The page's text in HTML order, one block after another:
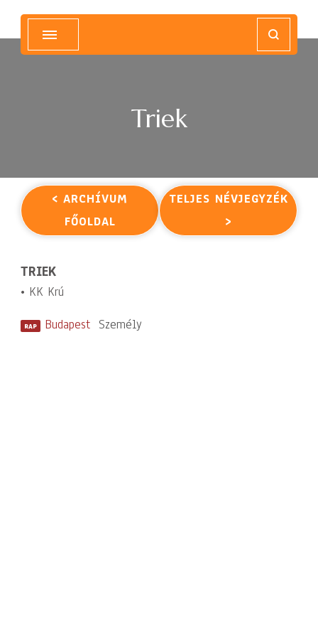
Triek
< ARCHÍVUM
FŐOLDAL
TELJES NÉVJEGYZÉK
>
TRIEK
• KK Krú
RAP Budapest Személy